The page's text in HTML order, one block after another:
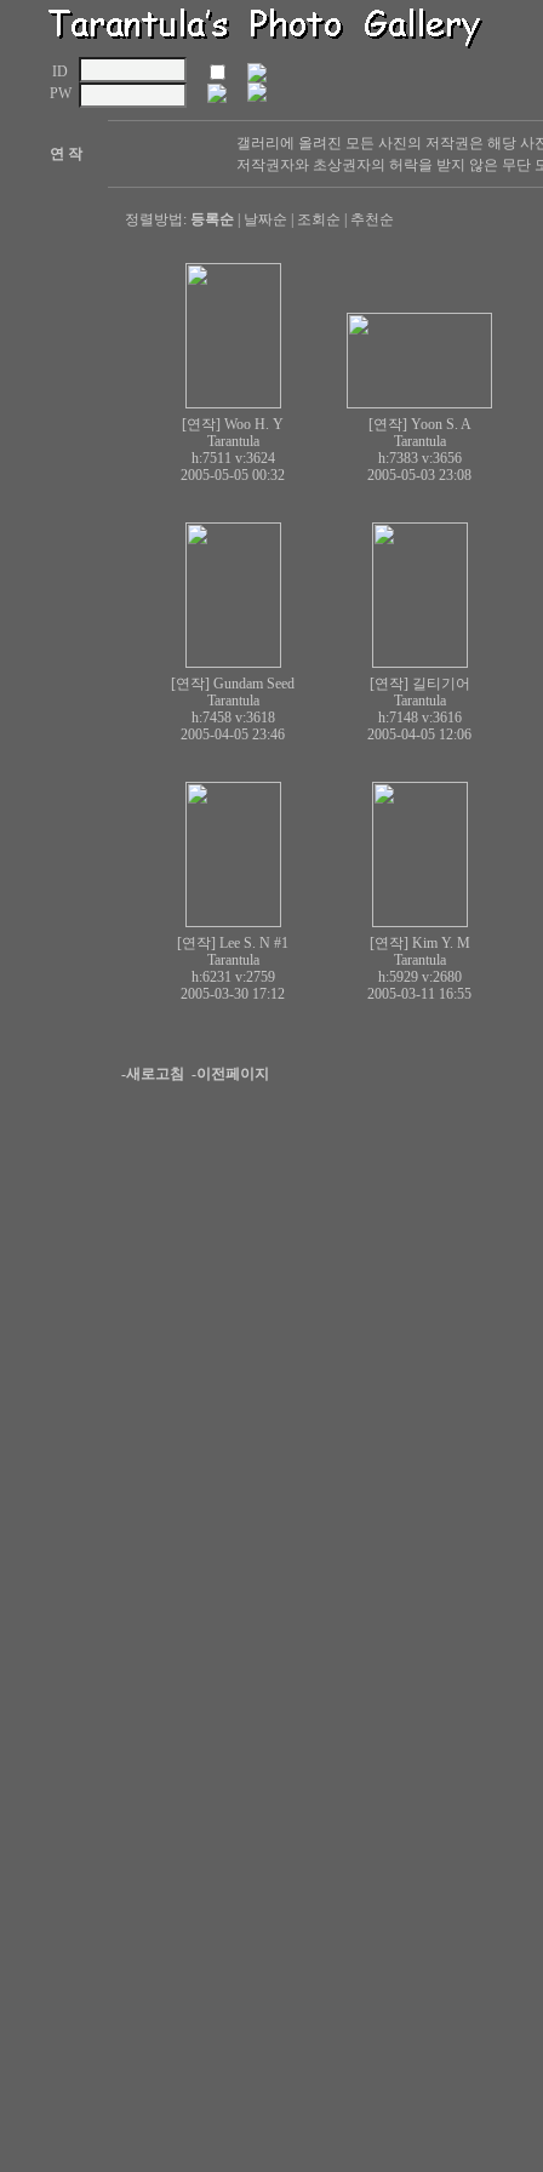
ID
PW
연 작
갤러리에 올려진 모든 사진의 저작권은 해당
저작권자와 초상권자의 허락을 받지 않은 무단
정렬방법: 등록순 날짜순 조회순 추천순
[연작] Woo H. Y
Tarantula
h:7511 v:3624
2005-05-05 00:32
[연작] Yoon S. A
Tarantula
h:7383 v:3656
2005-05-03 23:08
[연작] Gundam Seed
Tarantula
h:7458 v:3618
2005-04-05 23:46
[연작] 길티기어
Tarantula
h:7148 v:3616
2005-04-05 12:06
[연작] Lee S. N #1
Tarantula
h:6231 v:2759
2005-03-30 17:12
[연작] Kim Y. M
Tarantula
h:5929 v:2680
2005-03-11 16:55
-새로고침 -이전페이지